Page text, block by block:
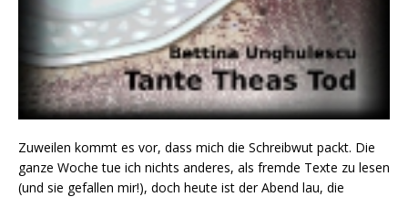
Zuweilen kommt es vor, dass mich die Schreibwut packt. Die
ganze Woche tue ich nichts anderes, als fremde Texte zu lesen
(und sie gefallen mir!), doch heute ist der Abend lau, die